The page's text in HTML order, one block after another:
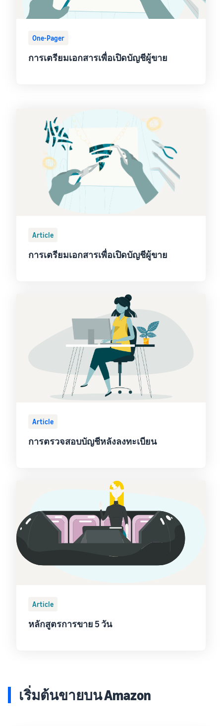
One-Pager
การเตรียมเอกสารเพื่อเปิดบัญชีผู้ขาย
Article
การเตรียมเอกสารเพื่อเปิดบัญชีผู้ขาย
Article
การตรวจสอบบัญชีหลังลงทะเบียน
Article
หลักสูตรการขาย 5 วัน
เริ่มต้นขายบน Amazon